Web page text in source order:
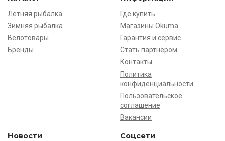
Летняя рыбалка
Зимняя рыбалка
Велотовары
Бренды
Где купить
Магазины Okuma
Гарантия и сервис
Стать партнёром
Контакты
Политика
конфиденциальности
Пользовательское
соглашение
Вакансии
Новости Соцсети